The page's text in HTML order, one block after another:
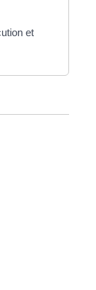
et